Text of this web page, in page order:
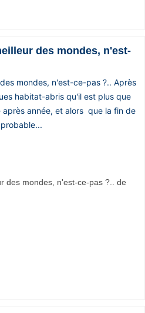
des mondes, n'est-
mondes, n'est-ce-pas ?.. Après
habitat-abris qu'il est plus que
année, et alors que la fin de